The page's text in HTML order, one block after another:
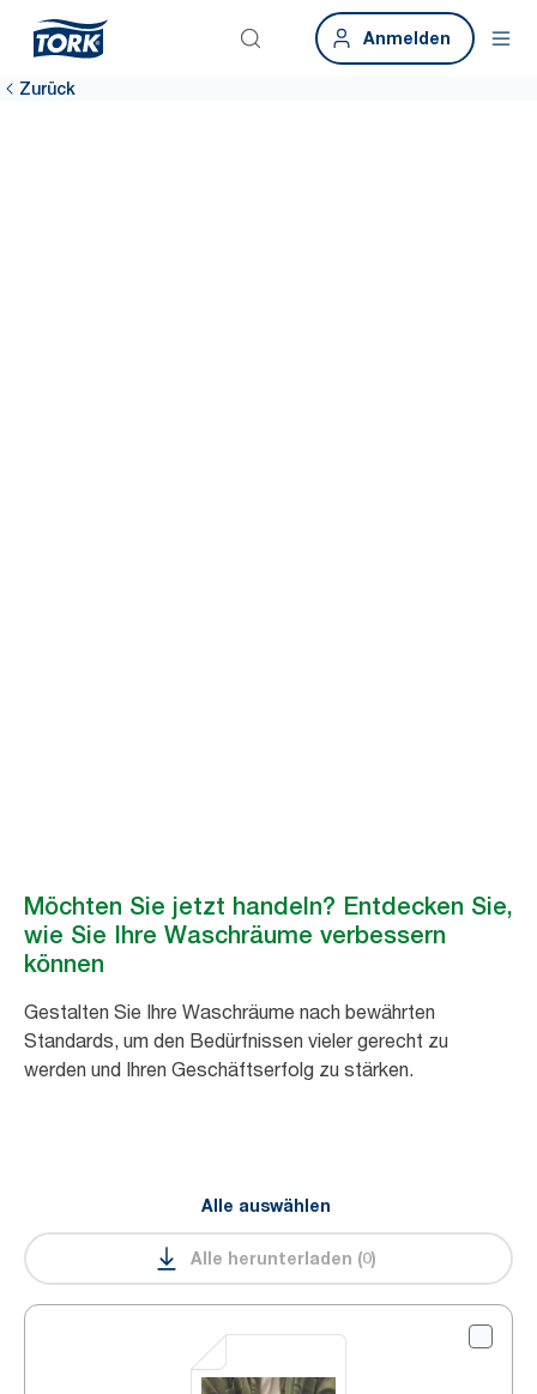
Anmelden
Zurück
Möchten Sie jetzt handeln? Entdecken Sie,
wie Sie Ihre Waschräume verbessern
können
Gestalten Sie Ihre Waschräume nach bewährten
Standards, um den Bedürfnissen vieler gerecht zu
werden und Ihren Geschäftserfolg zu stärken.
Alle auswählen
Alle herunterladen (0)